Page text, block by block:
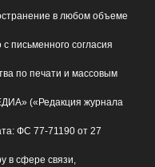
в любом объеме
письменного согласия
по печати и массовым
(«Редакция журнала
ФС 77-71190 от 27
в сфере связи,